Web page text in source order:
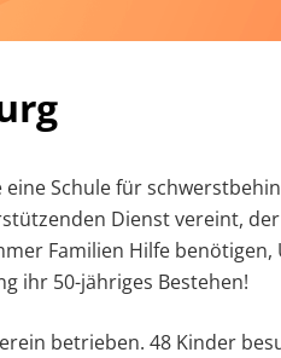
Schule für
Dienst vereint,
Familien Hilfe
ihr 50-jähriges Bestehen!
betrieben. 48 Kinder